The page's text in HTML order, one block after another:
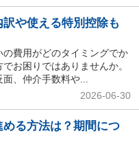
や使える特別控除も
費用がどのタイミングでか
お困りではありませんか。
、仲介手数料や...
2026-06-30
る方法は？期間につ